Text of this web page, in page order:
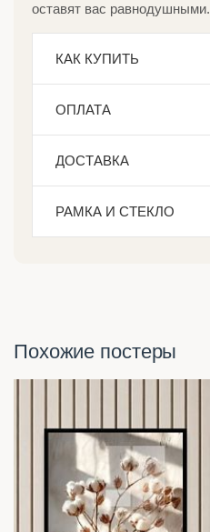
оставят вас равнодушными.
КАК КУПИТЬ
ОПЛАТА
ДОСТАВКА
РАМКА И СТЕКЛО
Похожие постеры